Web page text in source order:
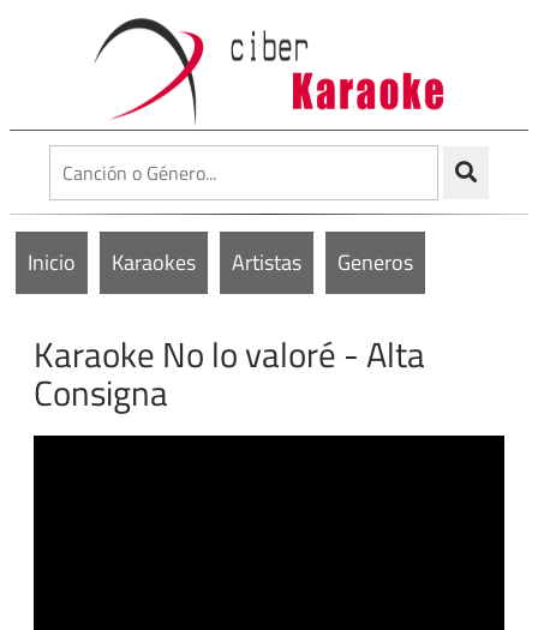
Inicio Karaokes Artistas Generos
Karaoke No lo valoré - Alta
Consigna